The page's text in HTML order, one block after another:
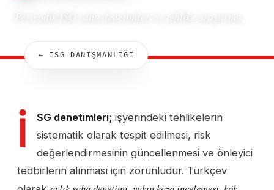
← İSG DANIŞMANLIĞI
İ SG denetimleri; işyerindeki tehlikelerin
sistematik olarak tespit edilmesi, risk
değerlendirmesinin güncellenmesi ve önleyici
tedbirlerin alınması için zorunludur. Türkçev